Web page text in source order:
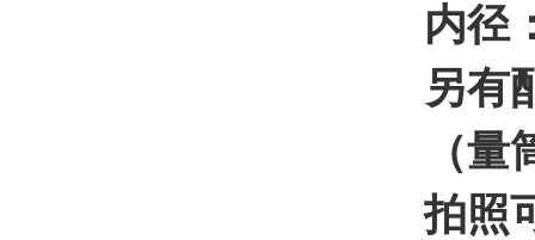
内径
另有
（
拍照